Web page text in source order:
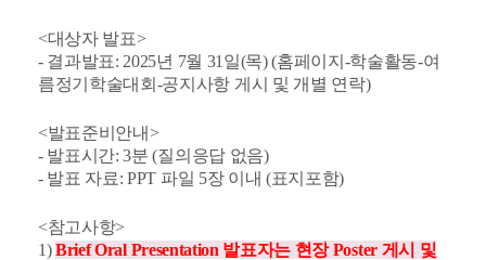
<대상자 발표>
- 결과발표: 2025년 7월 31일(목) (홈페이지-학술활동-여
름정기학술대회-공지사항 게시 및 개별 연락)
<발표준비안내>
- 발표시간: 3분 (질의응답 없음)
- 발표 자료: PPT 파일 5장 이내 (표지포함)
<참고사항>
1)Brief Oral Presentation 발표자는 현장 Poster 게시 및